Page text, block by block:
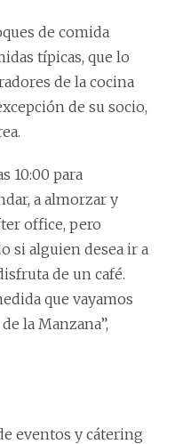
de comida
típicas, que lo
de la cocina
de su socio,
10:00 para
a almorzar y
office, pero
si alguien desea ir a
de un café.
que vayamos
la Manzana”,
eventos y cátering